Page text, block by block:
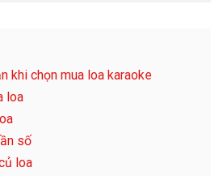
khi chọn mua loa karaoke
loa
số
loa